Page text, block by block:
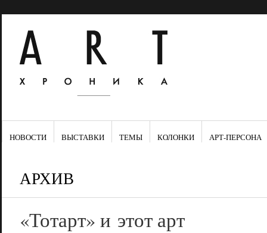
НОВОСТИ ВЫСТАВКИ ТЕМЫ КОЛОНКИ АРТ-ПЕРСОНА
АРХИВ
«Тотарт» и этот арт